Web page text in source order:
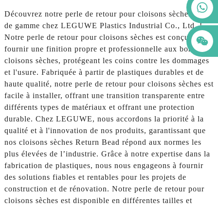
Découvrez notre perle de retour pour cloisons sèches haut
de gamme chez LEGUWE Plastics Industrial Co., Ltd. !
Notre perle de retour pour cloisons sèches est conçue pour
fournir une finition propre et professionnelle aux bords des
cloisons sèches, protégeant les coins contre les dommages
et l'usure. Fabriquée à partir de plastiques durables et de
haute qualité, notre perle de retour pour cloisons sèches est
facile à installer, offrant une transition transparente entre
différents types de matériaux et offrant une protection
durable. Chez LEGUWE, nous accordons la priorité à la
qualité et à l'innovation de nos produits, garantissant que
nos cloisons sèches Return Bead répond aux normes les
plus élevées de l’industrie. Grâce à notre expertise dans la
fabrication de plastiques, nous nous engageons à fournir
des solutions fiables et rentables pour les projets de
construction et de rénovation. Notre perle de retour pour
cloisons sèches est disponible en différentes tailles et